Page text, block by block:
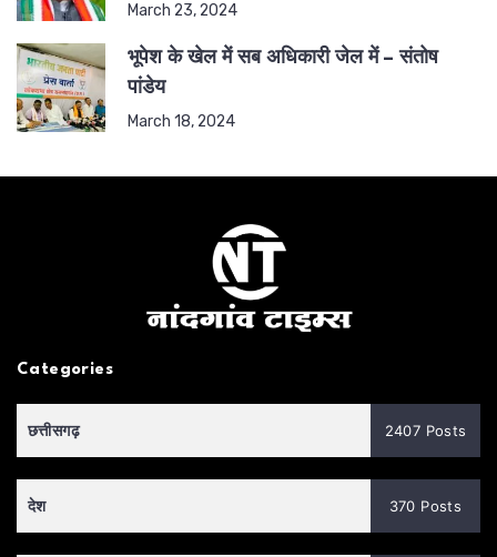
March 23, 2024
भूपेश के खेल में सब अधिकारी जेल में – संतोष
पांडेय
March 18, 2024
Categories
छत्तीसगढ़ 2407 Posts
देश 370 Posts